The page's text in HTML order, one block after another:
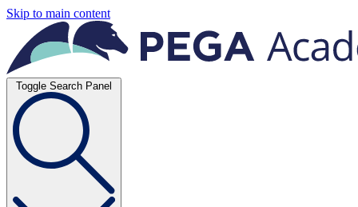
Skip to main content
Toggle Search Panel